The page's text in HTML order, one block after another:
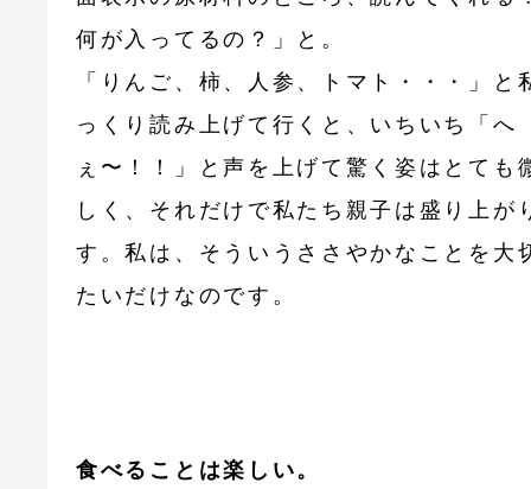
何が入ってるの？」と。
「りんご、柿、人参、トマト・・・」と
っくり読み上げて行くと、いちいち「へ
ぇ〜！！」と声を上げて驚く姿はとても
しく、それだけで私たち親子は盛り上が
す。私は、そういうささやかなことを大
たいだけなのです。
食べることは楽しい。